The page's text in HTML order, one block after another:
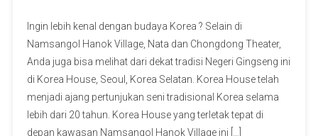
Ingin lebih kenal dengan budaya Korea ? Selain di
Namsangol Hanok Village, Nata dan Chongdong Theater,
Anda juga bisa melihat dari dekat tradisi Negeri Gingseng ini
di Korea House, Seoul, Korea Selatan. Korea House telah
menjadi ajang pertunjukan seni tradisional Korea selama
lebih dari 20 tahun. Korea House yang terletak tepat di
depan kawasan Namsangol Hanok Village ini […]